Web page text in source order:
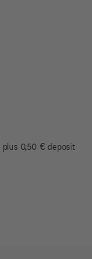
plus 0,50 €deposit